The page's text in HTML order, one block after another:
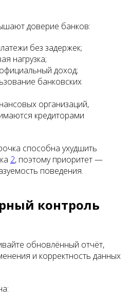
доверие банков:
без задержек;
нагрузка;
доход;
банковских
организаций,
кредиторами
способна ухудшить
2, поэтому приоритет —
поведения.
контроль
обновлённый отчёт,
и корректность данных